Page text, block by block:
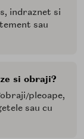
indraznet si
sau
si obraji?
pleoape,
sau cu